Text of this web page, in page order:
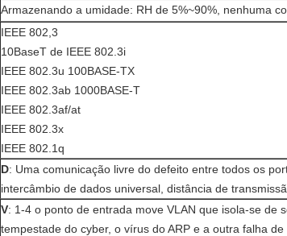
Armazenando a umidade: RH de 5%~90%, nenhuma
IEEE 802,3
10BaseT de IEEE 802.3i
IEEE 802.3u 100BASE-TX
IEEE 802.3ab 1000BASE-T
IEEE 802.3af/at
IEEE 802.3x
IEEE 802.1q
D: Uma comunicação livre do defeito entre todos os
intercâmbio de dados universal, distância de
V: 1-4 o ponto de entrada move VLAN que isola-se de
tempestade do cyber, o vírus do ARP e a outra falha